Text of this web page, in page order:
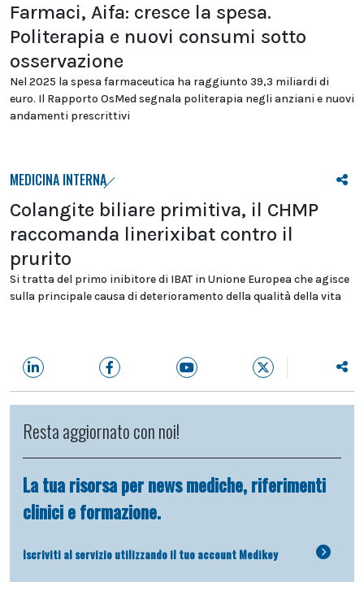
Farmaci, Aifa: cresce la spesa.
Politerapia e nuovi consumi sotto
osservazione
Nel 2025 la spesa farmaceutica ha raggiunto 39,3 miliardi di
euro. Il Rapporto OsMed segnala politerapia negli anziani e nuovi
andamenti prescrittivi
MEDICINA INTERNA
Colangite biliare primitiva, il CHMP
raccomanda linerixibat contro il
prurito
Si tratta del primo inibitore di IBAT in Unione Europea che agisce
sulla principale causa di deterioramento della qualità della vita
Resta aggiornato con noi!
La tua risorsa per news mediche, riferimenti
clinici e formazione.
Iscriviti al servizio utilizzando il tuo account Medikey